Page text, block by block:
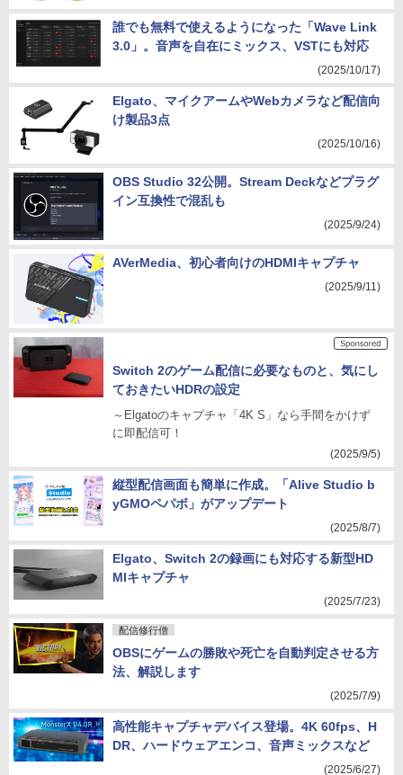
誰でも無料で使えるようになった「Wave Link
3.0」。音声を自在にミックス、VSTにも対応
(2025/10/17)
Elgato、マイクアームやWebカメラなど配信向
け製品3点
(2025/10/16)
OBS Studio 32公開。Stream Deckなどプラグ
イン互換性で混乱も
(2025/9/24)
AVerMedia、初心者向けのHDMIキャプチャ
(2025/9/11)
Switch 2のゲーム配信に必要なものと、気にし
ておきたいHDRの設定
～Elgatoのキャプチャ「4K S」なら手間をかけず
に即配信可！
(2025/9/5)
縦型配信画面も簡単に作成。「Alive Studio b
yGMOペパボ」がアップデート
(2025/8/7)
Elgato、Switch 2の録画にも対応する新型HD
MIキャプチャ
(2025/7/23)
配信修行僧
OBSにゲームの勝敗や死亡を自動判定させる方
法、解説します
(2025/7/9)
高性能キャプチャデバイス登場。4K 60fps、H
DR、ハードウェアエンコ、音声ミックスなど
(2025/6/27)